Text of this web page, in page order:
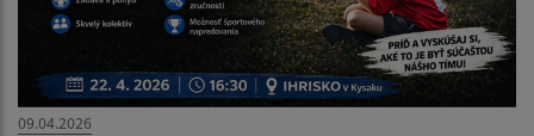
09.04.2026